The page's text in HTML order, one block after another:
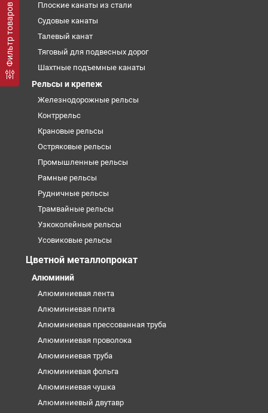
Фильтр товаров
Плоские канаты из стали
Судовые канаты
Талевый канат
Тяговый для подвесных дорог
Шахтные подъемные канаты
Рельсы и крепеж
Железнодорожные рельсы
Контррельс
Крановые рельсы
Остряковые рельсы
Промышленные рельсы
Рамные рельсы
Рудничные рельсы
Трамвайные рельсы
Узкоколейные рельсы
Усовиковые рельсы
Цветной металлопрокат
Алюминий
Алюминиевая лента
Алюминиевая плита
Алюминиевая прессованная труба
Алюминиевая проволока
Алюминиевая труба
Алюминиевая фольга
Алюминиевая чушка
Алюминиевый двутавр